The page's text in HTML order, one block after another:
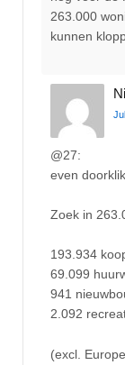
263.000
kunnen
@27:
even
Zoek in
193.934
69.099
941
2.092
(excl.